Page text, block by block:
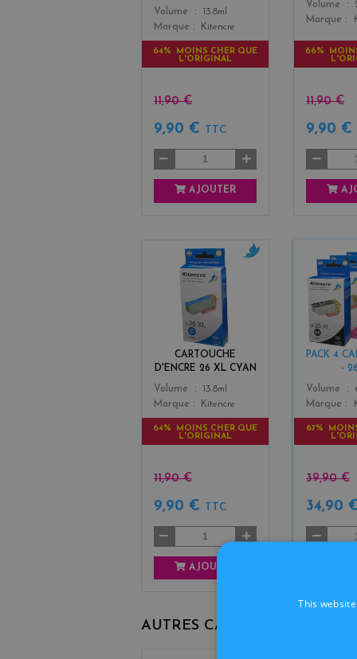
Color
Volume
13.8ml
Marque
Kitencre
64% MOINS CHER QUE
L'ORIGINAL
11,90 €
9,90 € TTC
AJOUTER
Color
Volume
Marque
66%
11,90 €
9,90 €
CARTOUCHE
D'ENCRE 26 XL CYAN
Color
Volume
13.8ml
Marque
Kitencre
64% MOINS CHER QUE
L'ORIGINAL
11,90 €
9,90 € TTC
AJOUTER
PACK 4
-
Color
Volume
Marque
67%
39,90 €
34,90
AUTRES CARTOUCHES
This